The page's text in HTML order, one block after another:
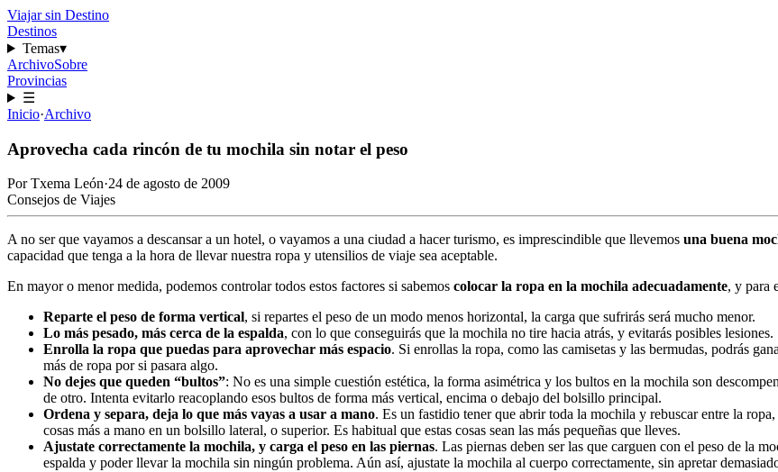
Viajar sin Destino
Destinos
Temas▾
ArchivoSobre
Provincias
☰
Inicio·Archivo
Aprovecha cada rincón de tu mochila sin notar el peso
PorTxema León·24 de agosto de 2009
Consejos de Viajes
A no ser que vayamos a descansar a un hotel, o vayamos a una ciudad a hacer turismo, es imprescindible que llevemos una buena
capacidad que tenga a la hora de llevar nuestra ropa y utensilios de viaje sea aceptable.
En mayor o menor medida, podemos controlar todos estos factores si sabemos colocar la ropa en la mochila adecuadamente, y para
Reparte el peso de forma vertical, si repartes el peso de un modo menos horizontal, la carga que sufrirás será mucho menor.
Lo más pesado, más cerca de la espalda, con lo que conseguirás que la mochila no tire hacia atrás, y evitarás posibles lesiones.
Enrolla la ropa que puedas para aprovechar más espacio. Si enrollas la ropa, como las camisetas y las bermudas, podrás
más de ropa por si pasara algo.
No dejes que queden “bultos”: No es una simple cuestión estética, la forma asimétrica y los bultos en la mochila son
de otro. Intenta evitarlo reacoplando esos bultos de forma más vertical, encima o debajo del bolsillo principal.
Ordena y separa, deja lo que más vayas a usar a mano. Es un fastidio tener que abrir toda la mochila y rebuscar entre la
cosas más a mano en un bolsillo lateral, o superior. Es habitual que estas cosas sean las más pequeñas que lleves.
Ajustate correctamente la mochila, y carga el peso en las piernas. Las piernas deben ser las que carguen con el peso de la
espalda y poder llevar la mochila sin ningún problema. Aún así, ajustate la mochila al cuerpo correctamente, sin apretar